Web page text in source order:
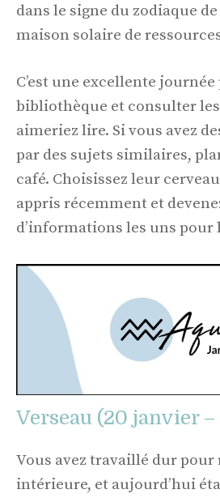
dans le signe du zodiaque
maison solaire de
C’est une excellente
bibliothèque et consulter
aimeriez lire. Si vous avez
par des sujets similaires,
café. Choisissez leur
appris récemment et
d’informations les uns pour
Verseau (20 janvier
Vous avez travaillé dur pour
intérieure, et aujourd’hui